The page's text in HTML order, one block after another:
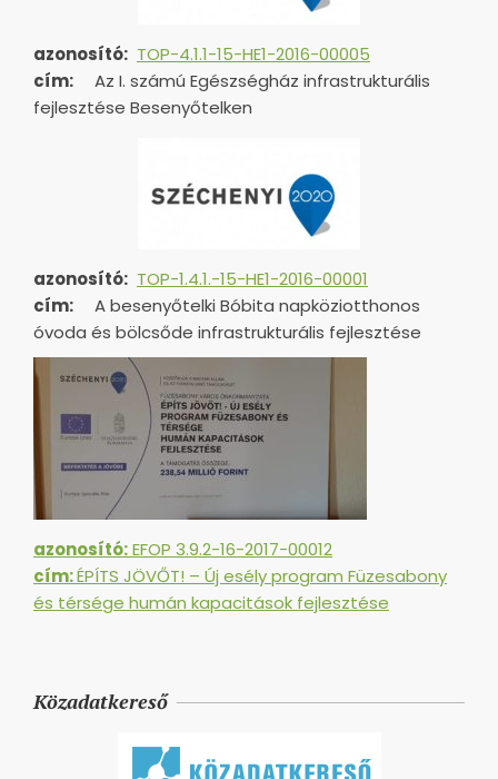
azonosító: TOP-4.1.1-15-HE1-2016-00005
cím:
Az I. számú Egészségház infrastrukturális
fejlesztése Besenyőtelken
azonosító: TOP-1.4.1.-15-HE1-2016-00001
cím:
A besenyőtelki Bóbita napköziotthonos
óvoda és bölcsőde infrastrukturális fejlesztése
azonosító:EFOP 3.9.2-16-2017-00012
cím:ÉPÍTS JÖVŐT! – Új esély program Füzesabony
és térsége humán kapacitások fejlesztése
Közadatkereső